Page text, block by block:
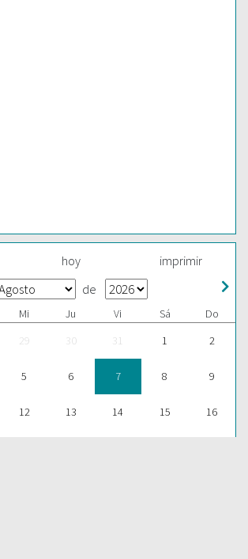
hoy imprimir
de
Mi Ju Vi Sá
Do
29 30 31 1 2
5 6 7 8 9
12 13 14 15 16